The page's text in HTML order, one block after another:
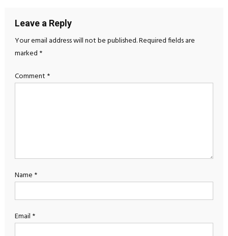
Leave a Reply
Your email address will not be published.Required fields are
marked *
Comment *
Name *
Email *